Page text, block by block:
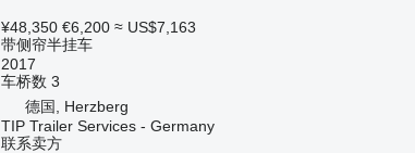
¥48,350 €6,200 ≈ US$7,163
带侧帘半挂车
2017
车桥数 3
德国, Herzberg
TIP Trailer Services - Germany
联系卖方